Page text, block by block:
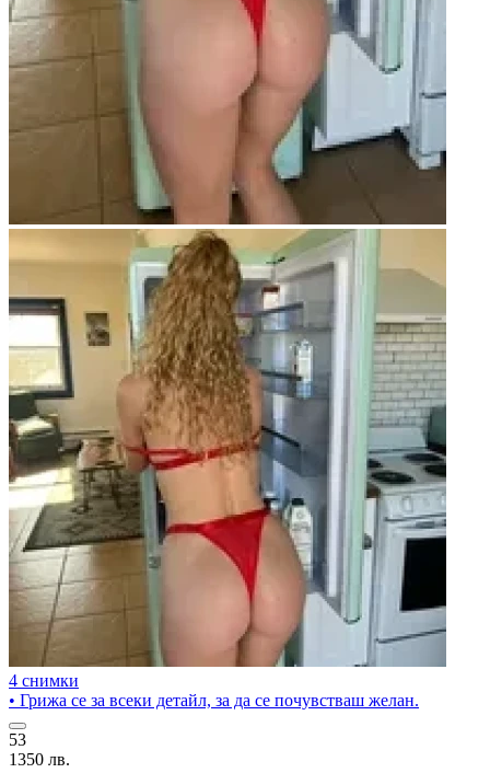
4 снимки
• Грижа се за всеки детайл, за да се почувстваш желан.
53
1350 лв.